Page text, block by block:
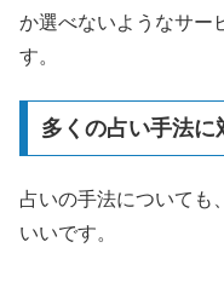
か選べないようなサー
す。
多くの占い手法に
占いの手法についても
いいです。